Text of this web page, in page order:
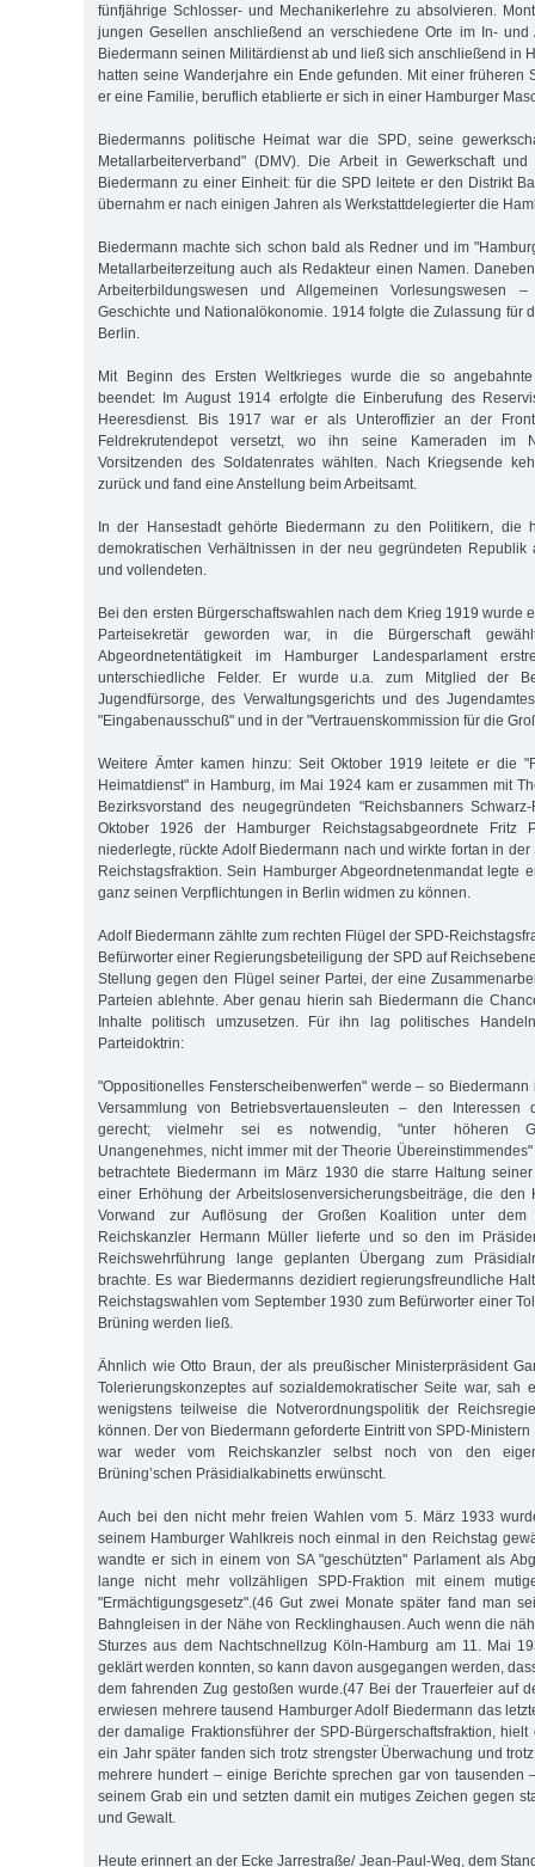
fünfjährige Schlosser- und Mechanikerlehre zu absolvieren.
jungen Gesellen anschließend an verschiedene Orte im In- und
Biedermann seinen Militärdienst ab und ließ sich anschließend in
hatten seine Wanderjahre ein Ende gefunden. Mit einer früheren
er eine Familie, beruflich etablierte er sich in einer Hamburger
Biedermanns politische Heimat war die SPD, seine
Metallarbeiterverband" (DMV). Die Arbeit in Gewerkschaft
Biedermann zu einer Einheit: für die SPD leitete er den Distrikt
übernahm er nach einigen Jahren als Werkstattdelegierter die
Biedermann machte sich schon bald als Redner und im
Metallarbeiterzeitung auch als Redakteur einen Namen.
Arbeiterbildungswesen und Allgemeinen Vorlesungswesen
Geschichte und Nationalökonomie. 1914 folgte die Zulassung für
Berlin.
Mit Beginn des Ersten Weltkrieges wurde die so angebahnte
beendet: Im August 1914 erfolgte die Einberufung des
Heeresdienst. Bis 1917 war er als Unteroffizier an der
Feldrekrutendepot versetzt, wo ihn seine Kameraden im
Vorsitzenden des Soldatenrates wählten. Nach Kriegsende
zurück und fand eine Anstellung beim Arbeitsamt.
In der Hansestadt gehörte Biedermann zu den Politikern, die
demokratischen Verhältnissen in der neu gegründeten Republik
und vollendeten.
Bei den ersten Bürgerschaftswahlen nach dem Krieg 1919 wurde
Parteisekretär geworden war, in die Bürgerschaft
Abgeordnetentätigkeit im Hamburger Landesparlament
unterschiedliche Felder. Er wurde u.a. zum Mitglied der
Jugendfürsorge, des Verwaltungsgerichts und des
"Eingabenausschuß" und in der "Vertrauenskommission für die
Weitere Ämter kamen hinzu: Seit Oktober 1919 leitete er die
Heimatdienst" in Hamburg, im Mai 1924 kam er zusammen mit
Bezirksvorstand des neugegründeten "Reichsbanners
Oktober 1926 der Hamburger Reichstagsabgeordnete Fritz
niederlegte, rückte Adolf Biedermann nach und wirkte fortan in
Reichstagsfraktion. Sein Hamburger Abgeordnetenmandat legte
ganz seinen Verpflichtungen in Berlin widmen zu können.
Adolf Biedermann zählte zum rechten Flügel der SPD-
Befürworter einer Regierungsbeteiligung der SPD auf
Stellung gegen den Flügel seiner Partei, der eine
Parteien ablehnte. Aber genau hierin sah Biedermann die
Inhalte politisch umzusetzen. Für ihn lag politisches
Parteidoktrin:
"Oppositionelles Fensterscheibenwerfen" werde – so
Versammlung von Betriebsvertauensleuten – den Interessen
gerecht; vielmehr sei es notwendig, "unter höheren
Unangenehmes, nicht immer mit der Theorie
betrachtete Biedermann im März 1930 die starre Haltung
einer Erhöhung der Arbeitslosenversicherungsbeiträge, die den
Vorwand zur Auflösung der Großen Koalition unter dem
Reichskanzler Hermann Müller lieferte und so den im
Reichswehrführung lange geplanten Übergang zum
brachte. Es war Biedermanns dezidiert regierungsfreundliche
Reichstagswahlen vom September 1930 zum Befürworter einer
Brüning werden ließ.
Ähnlich wie Otto Braun, der als preußischer Ministerpräsident
Tolerierungskonzeptes auf sozialdemokratischer Seite war, sah
wenigstens teilweise die Notverordnungspolitik der
können. Der von Biedermann geforderte Eintritt von SPD-
war weder vom Reichskanzler selbst noch von den
Brüning’schen Präsidialkabinetts erwünscht.
Auch bei den nicht mehr freien Wahlen vom 5. März 1933
seinem Hamburger Wahlkreis noch einmal in den Reichstag
wandte er sich in einem von SA "geschützten" Parlament als
lange nicht mehr vollzähligen SPD-Fraktion mit einem
"Ermächtigungsgesetz".(46 Gut zwei Monate später fand man
Bahngleisen in der Nähe von Recklinghausen. Auch wenn die
Sturzes aus dem Nachtschnellzug Köln-Hamburg am 11. Mai
geklärt werden konnten, so kann davon ausgegangen werden,
dem fahrenden Zug gestoßen wurde.(47 Bei der Trauerfeier auf
erwiesen mehrere tausend Hamburger Adolf Biedermann das
der damalige Fraktionsführer der SPD-Bürgerschaftsfraktion,
ein Jahr später fanden sich trotz strengster Überwachung und
mehrere hundert – einige Berichte sprechen gar von tausenden
seinem Grab ein und setzten damit ein mutiges Zeichen gegen
und Gewalt.
Heute erinnert an der Ecke Jarrestraße/ Jean-Paul-Weg, dem